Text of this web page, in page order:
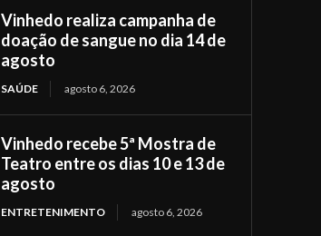
Vinhedo realiza campanha de
doação de sangue no dia 14 de
agosto
SAÚDE agosto 6, 2026
Vinhedo recebe 5ª Mostra de
Teatro entre os dias 10 e 13 de
agosto
ENTRETENIMENTO agosto 6, 2026